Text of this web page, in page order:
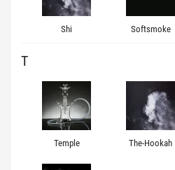
Shi Softsmoke
T
Temple The-Hookah